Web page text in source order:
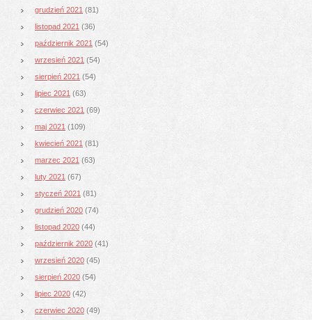
grudzień 2021 (81)
listopad 2021 (36)
październik 2021 (54)
wrzesień 2021 (54)
sierpień 2021 (54)
lipiec 2021 (63)
czerwiec 2021 (69)
maj 2021 (109)
kwiecień 2021 (81)
marzec 2021 (63)
luty 2021 (67)
styczeń 2021 (81)
grudzień 2020 (74)
listopad 2020 (44)
październik 2020 (41)
wrzesień 2020 (45)
sierpień 2020 (54)
lipiec 2020 (42)
czerwiec 2020 (49)